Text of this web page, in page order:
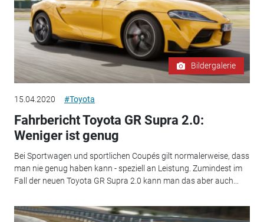
Bildergalerie
15.04.2020 #Toyota
Fahrbericht Toyota GR Supra 2.0:
Weniger ist genug
Bei Sportwagen und sportlichen Coupés gilt normalerweise, dass
man nie genug haben kann - speziell an Leistung. Zumindest im
Fall der neuen Toyota GR Supra 2.0 kann man das aber auch...